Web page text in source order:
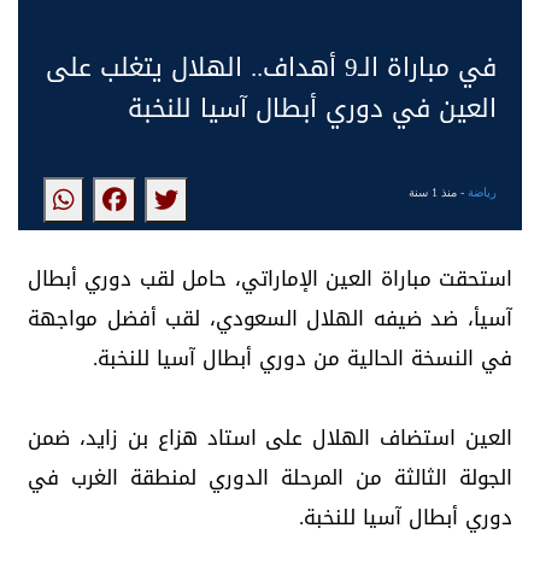
في مباراة الـ9 أهداف.. الهلال يتغلب على
العين في دوري أبطال آسيا للنخبة
رياضة- منذ 1 سنة
استحقت مباراة العين الإماراتي، حامل لقب دوري أبطال
آسيأ، ضد ضيفه الهلال السعودي، لقب أفضل مواجهة
في النسخة الحالية من دوري أبطال آسيا للنخبة.
العين استضاف الهلال على استاد هزاع بن زايد، ضمن
الجولة الثالثة من المرحلة الدوري لمنطقة الغرب في
دوري أبطال آسيا للنخبة.